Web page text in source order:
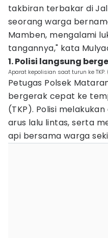
takbiran terbakar di
seorang warga
Mamben, mengalami
tangannya," kata
1. Polisi langsung
Aparat kepolisian saat turun ke
Petugas Polsek
bergerak cepat ke
(TKP). Polisi
arus lalu lintas, serta
api bersama warga